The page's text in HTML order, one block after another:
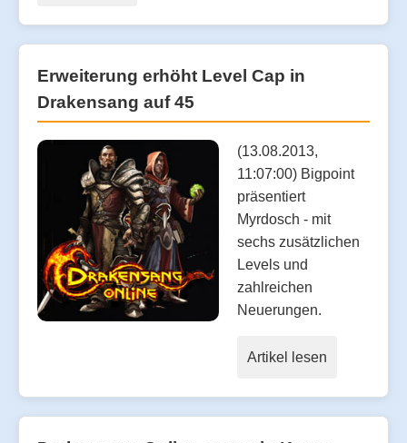
Erweiterung erhöht Level Cap in
Drakensang auf 45
(13.08.2013,
11:07:00) Bigpoint
präsentiert
Myrdosch - mit
sechs zusätzlichen
Levels und
zahlreichen
Neuerungen.
Artikel lesen